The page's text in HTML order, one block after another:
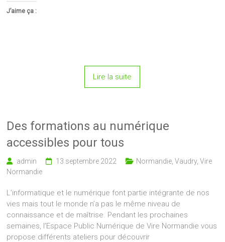
J’aime ça :
Lire la suite
Des formations au numérique
accessibles pour tous
admin 13 septembre 2022 Normandie ,Vaudry,Vire
Normandie
L’informatique et le numérique font partie intégrante de nos
vies mais tout le monde n’a pas le même niveau de
connaissance et de maîtrise. Pendant les prochaines
semaines, l’Espace Public Numérique de Vire Normandie vous
propose différents ateliers pour découvrir